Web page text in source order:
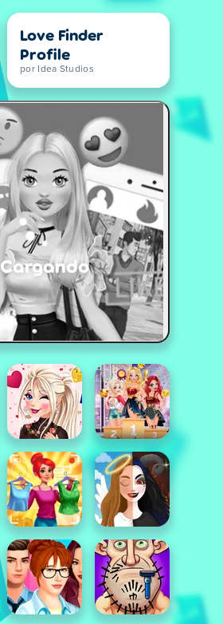
Love Finder
Profile
por Idea Studios
Cargando